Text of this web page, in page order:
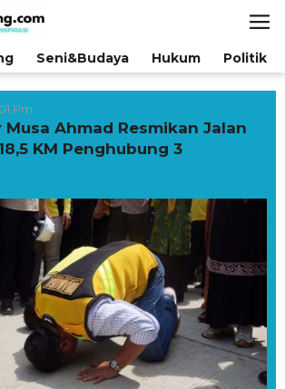
Seni&Budaya Hukum Politik
Pm
Musa Ahmad Resmikan Jalan
KM Penghubung 3